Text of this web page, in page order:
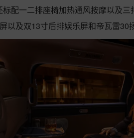
标配一二排座椅加热通风按摩以及
以及双13寸后排娱乐屏和帝瓦雷